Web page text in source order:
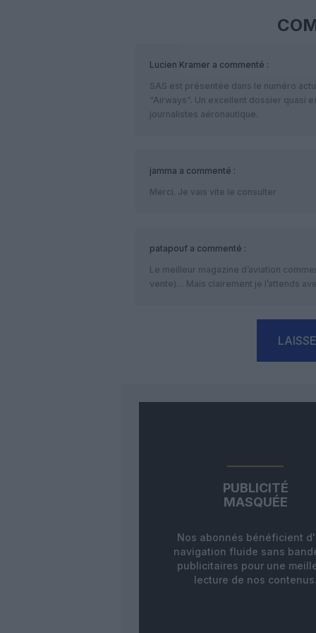
Lucien Kramer a commenté :
SAS est présentée dans le numéro
“Airways”. Un excellent dossier quasi
journalistes aéronautique.
jamma a commenté :
Merci. Je vais vite le consulter
patapouf a commenté :
Le meilleur magazine d’aviation
vente)… Mais clairement je l’attends
PUBLICITÉ
MASQUÉE
Nos abonnés bénéficient
navigation fluide sans
publicitaires pour une
lecture de nos contenus.